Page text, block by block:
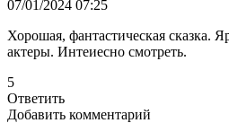
07/01/2024 07:25
Хорошая, фантастическая сказка.
актеры. Интеиесно смотреть.
5
Ответить
Добавить комментарий